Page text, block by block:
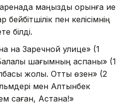
аренада маңызды орынға ие
пен келісімнің
білді.
на Заречной улице» (1
шағымның аспаны» (1
жолы. Отты өзен» (2
мен Алтынбек
саған, Астана!»